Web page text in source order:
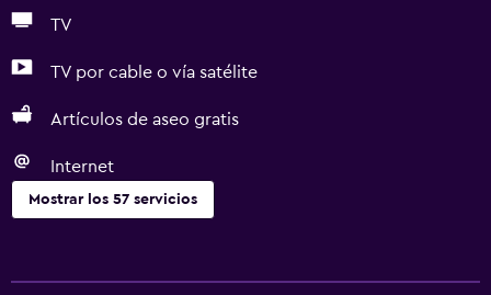
TV
TV por cable o vía satélite
Artículos de aseo gratis
Internet
Mostrar los 57 servicios
Yukata (bata de baño japonesa)